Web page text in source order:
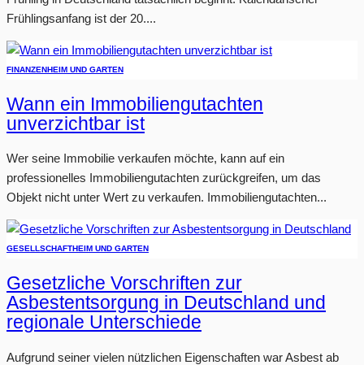
Frühlingsanfang ist der 20....
FINANZENHEIM UND GARTEN
Wann ein Immobiliengutachten
unverzichtbar ist
Wer seine Immobilie verkaufen möchte, kann auf ein
professionelles Immobiliengutachten zurückgreifen, um das
Objekt nicht unter Wert zu verkaufen. Immobiliengutachten...
GESELLSCHAFTHEIM UND GARTEN
Gesetzliche Vorschriften zur
Asbestentsorgung in Deutschland und
regionale Unterschiede
Aufgrund seiner vielen nützlichen Eigenschaften war Asbest ab